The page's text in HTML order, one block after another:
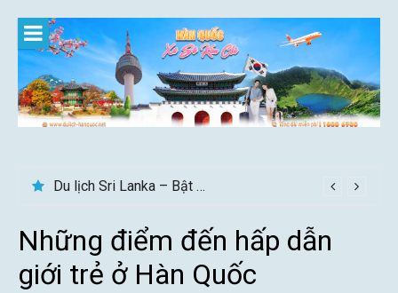
content
Du lịch Sri Lanka – Bật mí nên đi mùa nào đẹp
Những điểm đến hấp dẫn
giới trẻ ở Hàn Quốc